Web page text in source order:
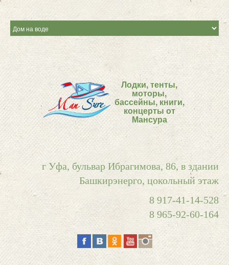
Лодки, тенты,
моторы,
бассейны, книги,
концерты от
Мансура
г Уфа, бульвар Ибрагимова, 86, в здании
Башкирэнерго, цокольный этаж
8 917-41-14-528
8 965-92-60-164